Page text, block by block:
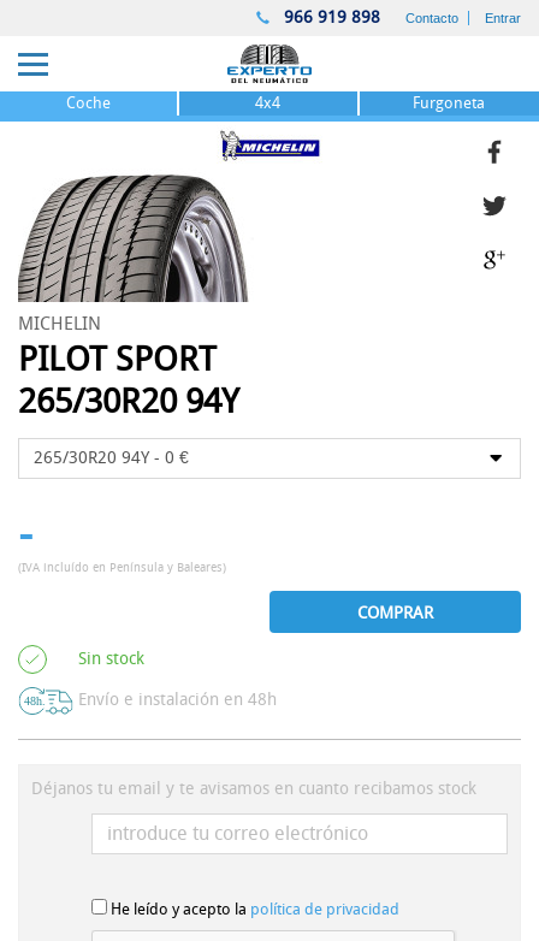
966 919 898 Contacto Entrar
Coche 4x4 Furgoneta
MICHELIN
PILOT SPORT
265/30R20 94Y
-
(IVA incluído en Península y Baleares)
COMPRAR
Sin stock
Envío e instalación en 48h
Déjanos tu email y te avisamos en cuanto recibamos stock
He leído y acepto la política de privacidad